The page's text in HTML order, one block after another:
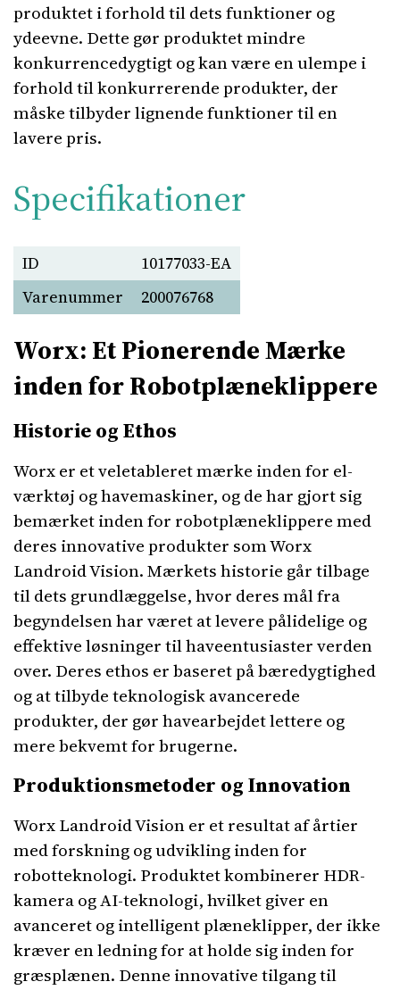
produktet i forhold til dets funktioner og
ydeevne. Dette gør produktet mindre
konkurrencedygtigt og kan være en ulempe i
forhold til konkurrerende produkter, der
måske tilbyder lignende funktioner til en
lavere pris.
Specifikationer
ID
10177033-EA
Varenummer
200076768
Worx: Et Pionerende Mærke
inden for Robotplæneklippere
Historie og Ethos
Worx er et veletableret mærke inden for el-
værktøj og havemaskiner, og de har gjort sig
bemærket inden for robotplæneklippere med
deres innovative produkter som Worx
Landroid Vision. Mærkets historie går tilbage
til dets grundlæggelse, hvor deres mål fra
begyndelsen har været at levere pålidelige og
effektive løsninger til haveentusiaster verden
over. Deres ethos er baseret på bæredygtighed
og at tilbyde teknologisk avancerede
produkter, der gør havearbejdet lettere og
mere bekvemt for brugerne.
Produktionsmetoder og Innovation
Worx Landroid Vision er et resultat af årtier
med forskning og udvikling inden for
robotteknologi. Produktet kombinerer HDR-
kamera og AI-teknologi, hvilket giver en
avanceret og intelligent plæneklipper, der ikke
kræver en ledning for at holde sig inden for
græsplænen. Denne innovative tilgang til